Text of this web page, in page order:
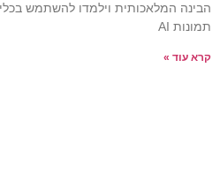
תמונות AI
קרא עוד »